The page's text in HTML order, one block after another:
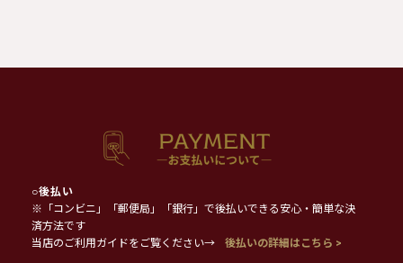
○後払い
※「コンビニ」「郵便局」「銀行」で後払いできる安心・簡単な決
済方法です
当店のご利用ガイドをご覧ください→
後払いの詳細はこちら >